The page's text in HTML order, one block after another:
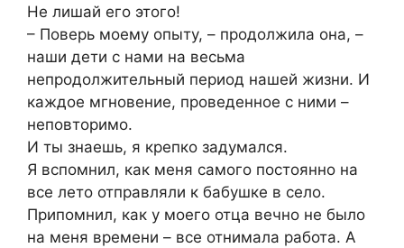
Не лишай его этого!
– Поверь моему опыту, – продолжила она, –
наши дети с нами на весьма
непродолжительный период нашей жизни. И
каждое мгновение, проведенное с ними –
неповторимо.
И ты знаешь, я крепко задумался.
Я вспомнил, как меня самого постоянно на
все лето отправляли к бабушке в село.
Припомнил, как у моего отца вечно не было
на меня времени – все отнимала работа. А